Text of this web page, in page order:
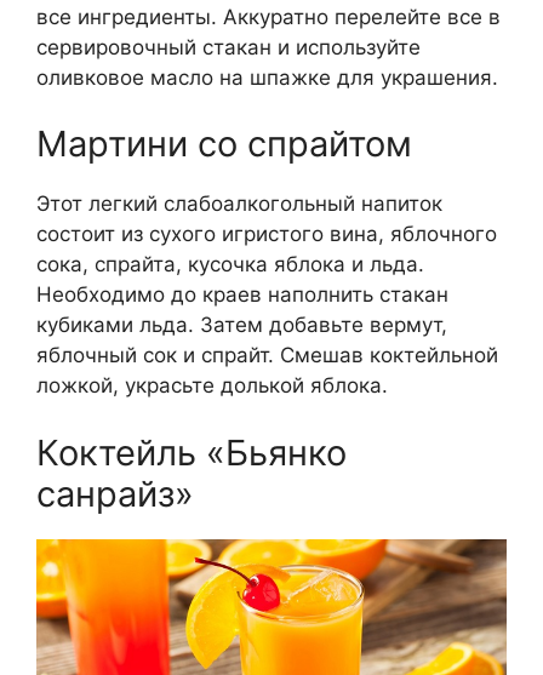
все ингредиенты. Аккуратно перелейте все в
сервировочный стакан и используйте
оливковое масло на шпажке для украшения.
Мартини со спрайтом
Этот легкий слабоалкогольный напиток
состоит из сухого игристого вина, яблочного
сока, спрайта, кусочка яблока и льда.
Необходимо до краев наполнить стакан
кубиками льда. Затем добавьте вермут,
яблочный сок и спрайт. Смешав коктейльной
ложкой, украсьте долькой яблока.
Коктейль «Бьянко
санрайз»